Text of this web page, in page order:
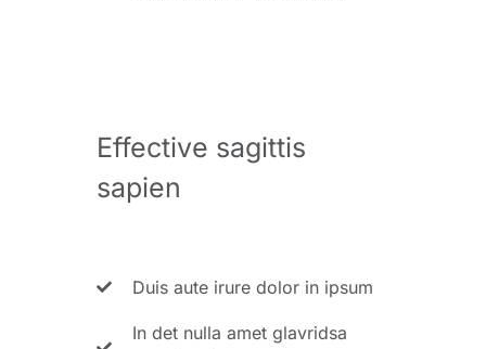
Effective sagittis
sapien
Duis aute irure dolor in ipsum
In det nulla amet glavridsa